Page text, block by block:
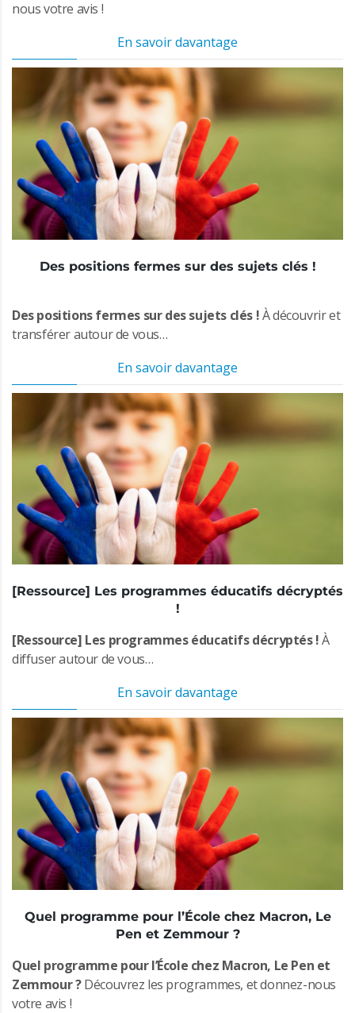
nous votre avis !
En savoir davantage
Des positions fermes sur des sujets clés !
Des positions fermes sur des sujets clés !À découvrir et
transférer autour de vous…
En savoir davantage
[Ressource] Les programmes éducatifs décryptés
!
[Ressource] Les programmes éducatifs décryptés !À
diffuser autour de vous…
En savoir davantage
Quel programme pour l’École chez Macron, Le
Pen et Zemmour ?
Quel programme pour l’École chez Macron, Le Pen et
Zemmour ?Découvrez les programmes, et donnez-nous
votre avis !